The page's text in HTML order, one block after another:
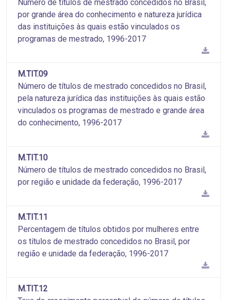
Número de títulos de mestrado concedidos no Brasil,
por grande área do conhecimento e natureza jurídica
das instituições às quais estão vinculados os
programas de mestrado, 1996-2017
M.TIT.09
Número de títulos de mestrado concedidos no Brasil,
pela natureza jurídica das instituições às quais estão
vinculados os programas de mestrado e grande área
do conhecimento, 1996-2017
M.TIT.10
Número de títulos de mestrado concedidos no Brasil,
por região e unidade da federação, 1996-2017
M.TIT.11
Percentagem de títulos obtidos por mulheres entre
os títulos de mestrado concedidos no Brasil, por
região e unidade da federação, 1996-2017
M.TIT.12